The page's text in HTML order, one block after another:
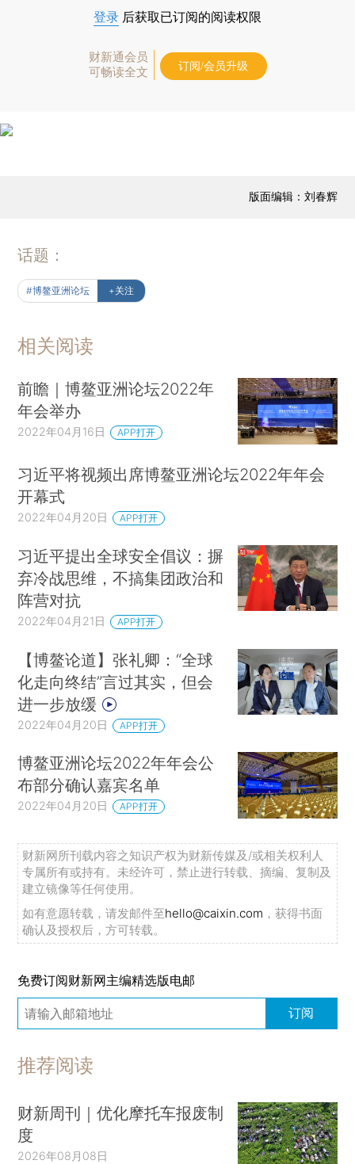
登录 后获取已订阅的阅读权限
财新通会员
可畅读全文
订阅/会员升级
版面编辑：刘春辉
话题：
#博鳌亚洲论坛 +关注
相关阅读
前瞻｜博鳌亚洲论坛2022年
年会举办
2022年04月16日 APP打开
习近平将视频出席博鳌亚洲论坛2022年年会
开幕式
2022年04月20日 APP打开
习近平提出全球安全倡议：摒
弃冷战思维，不搞集团政治和
阵营对抗
2022年04月21日 APP打开
【博鳌论道】张礼卿：“全球
化走向终结”言过其实，但会
进一步放缓
2022年04月20日 APP打开
博鳌亚洲论坛2022年年会公
布部分确认嘉宾名单
2022年04月20日 APP打开
财新网所刊载内容之知识产权为财新传媒及/或相关权利人
专属所有或持有。未经许可，禁止进行转载、摘编、复制及
建立镜像等任何使用。
如有意愿转载，请发邮件至hello@caixin.com ，获得书面
确认及授权后，方可转载。
免费订阅财新网主编精选版电邮
订阅
推荐阅读
财新周刊｜优化摩托车报废制
度
2026年08月08日